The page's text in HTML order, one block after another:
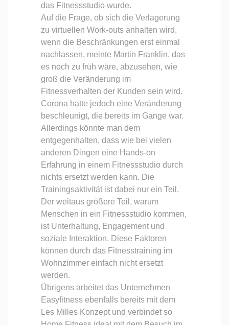
das Fitnessstudio wurde.
Auf die Frage, ob sich die Verlagerung
zu virtuellen Work-outs anhalten wird,
wenn die Beschränkungen erst einmal
nachlassen, meinte Martin Franklin, das
es noch zu früh wäre, abzusehen, wie
groß die Veränderung im
Fitnessverhalten der Kunden sein wird.
Corona hatte jedoch eine Veränderung
beschleunigt, die bereits im Gange war.
Allerdings könnte man dem
entgegenhalten, dass wie bei vielen
anderen Dingen eine Hands-on
Erfahrung in einem Fitnessstudio durch
nichts ersetzt werden kann. Die
Trainingsaktivität ist dabei nur ein Teil.
Der weitaus größere Teil, warum
Menschen in ein Fitnessstudio kommen,
ist Unterhaltung, Engagement und
soziale Interaktion. Diese Faktoren
können durch das Fitnesstraining im
Wohnzimmer einfach nicht ersetzt
werden.
Übrigens arbeitet das Unternehmen
Easyfitness ebenfalls bereits mit dem
Les Milles Konzept und verbindet so